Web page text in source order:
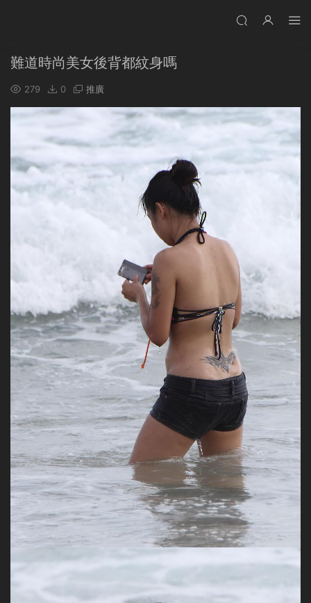
難道時尚美女後背都紋身嗎
279 0 推廣